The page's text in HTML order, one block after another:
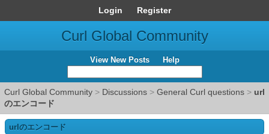
Login Register
Curl Global Community
View New Posts Help
Curl Global Community > Discussions > General Curl questions > url
のエンコード
urlのエンコード